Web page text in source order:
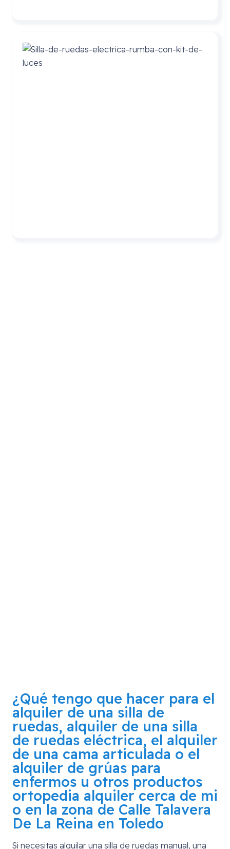
¿Qué tengo que hacer para el
alquiler de una silla de
ruedas, alquiler de una silla
de ruedas eléctrica, el alquiler
de una cama articulada o el
alquiler de grúas para
enfermos u otros productos
ortopedia alquiler cerca de mi
o en la zona de Calle Talavera
De La Reina en Toledo
Si necesitas alquilar una silla de ruedas manual, una